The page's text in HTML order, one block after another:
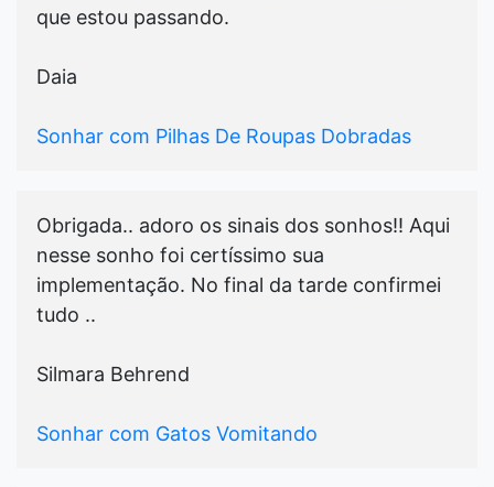
que estou passando.
Daia
Sonhar com Pilhas De Roupas Dobradas
Obrigada.. adoro os sinais dos sonhos!! Aqui
nesse sonho foi certíssimo sua
implementação. No final da tarde confirmei
tudo ..
Silmara Behrend
Sonhar com Gatos Vomitando